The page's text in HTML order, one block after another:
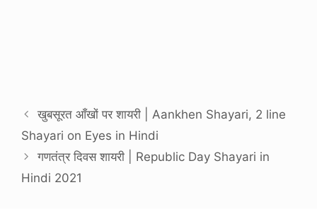
खुबसूरत आँखों पर शायरी | Aankhen Shayari, 2 line
Shayari on Eyes in Hindi
गणतंत्र दिवस शायरी | Republic Day Shayari in
Hindi 2021